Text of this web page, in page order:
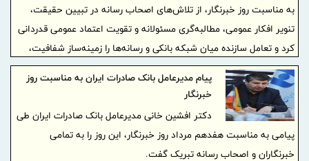
به مناسبت روز خبرنگار، از تلاش‌های اصحاب رسانه در تبیین حقیقت،
تنویر افکار عمومی، مطالبه‌گری مسئولانه و تقویت اعتماد عمومی قدردانی
کرد و تعامل سازنده میان شبکه بانکی و رسانه‌ها را زمینه‌ساز شفافیت،
پاسخگویی و پیشرفت اقتصادی کشور دانست.
پیام مدیرعامل بانک صادرات ایران به مناسبت روز
خبرنگار
دکتر افشین خانی مدیر‌عامل بانک صادرات ایران طی
پیامی به مناسبت هفدهم مرداد روز خبرنگار، این روز را به تمامی
خبرنگاران و اصحاب رسانه تبریک گفت.